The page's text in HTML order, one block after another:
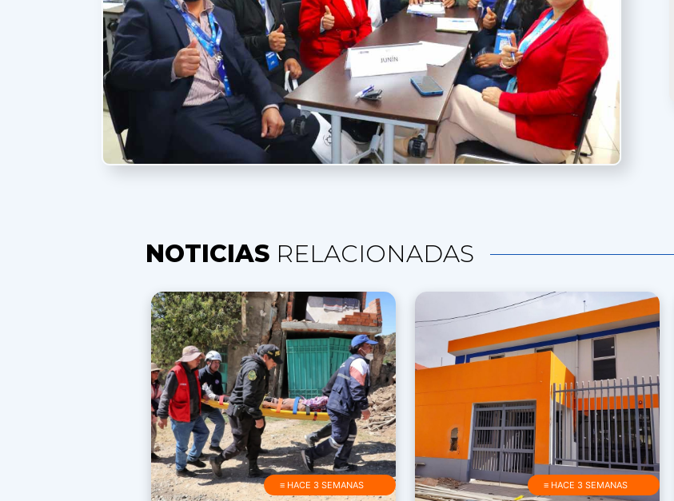
NOTICIAS RELACIONADAS
≡ HACE 3 SEMANAS ≡ HACE 3 SEMANAS